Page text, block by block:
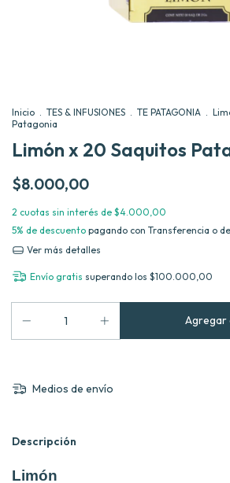
Inicio . TES & INFUSIONES . TE PATAGONIA .
Patagonia
Limón x 20 Saquitos
$8.000,00
2 cuotas sin interés de $4.000,00
5% de descuento pagando con Transferencia o
Ver más detalles
Envío gratis superando los $100.000,00
Medios de envío
Descripción
Limón